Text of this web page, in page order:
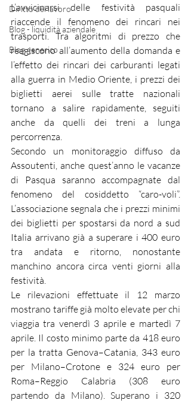
Diritto del lavoro
Blog - liquidità aziendale
Blog generico
L’avvicinarsi delle festività pasquali
riaccende il fenomeno dei rincari nei
trasporti. Tra algoritmi di prezzo che
reagiscono all’aumento della domanda e
l’effetto dei rincari dei carburanti legati
alla guerra in Medio Oriente, i prezzi dei
biglietti aerei sulle tratte nazionali
tornano a salire rapidamente, seguiti
anche da quelli dei treni a lunga
percorrenza.
Secondo un monitoraggio diffuso da
Assoutenti, anche quest’anno le vacanze
di Pasqua saranno accompagnate dal
fenomeno del cosiddetto “caro-voli”.
L’associazione segnala che i prezzi minimi
dei biglietti per spostarsi da nord a sud
Italia arrivano già a superare i 400 euro
tra andata e ritorno, nonostante
manchino ancora circa venti giorni alla
festività.
Le rilevazioni effettuate il 12 marzo
mostrano tariffe già molto elevate per chi
viaggia tra venerdì 3 aprile e martedì 7
aprile. Il costo minimo parte da 418 euro
per la tratta Genova–Catania, 343 euro
per Milano–Crotone e 324 euro per
Roma–Reggio Calabria (308 euro
partendo da Milano). Superano i 320